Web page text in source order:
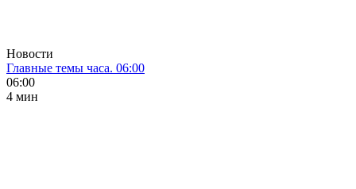
Новости
Главные темы часа. 06:00
06:00
4 мин